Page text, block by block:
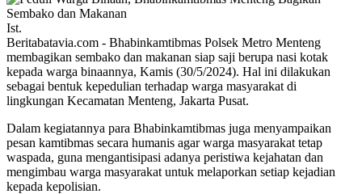
Ist.
Beritabatavia.com - Bhabinkamtibmas Polsek Metro Menteng
membagikan sembako dan makanan siap saji berupa nasi kotak
kepada warga binaannya, Kamis (30/5/2024). Hal ini dilakukan
sebagai bentuk kepedulian terhadap warga masyarakat di
lingkungan Kecamatan Menteng, Jakarta Pusat.
Dalam kegiatannya para Bhabinkamtibmas juga menyampaikan
pesan kamtibmas secara humanis agar warga masyarakat tetap
waspada, guna mengantisipasi adanya peristiwa kejahatan dan
mengimbau warga masyarakat untuk melaporkan setiap kejadian
kepada kepolisian.